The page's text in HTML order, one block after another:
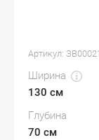
Артикул:
Ширина
130 см
Глубина
70 см